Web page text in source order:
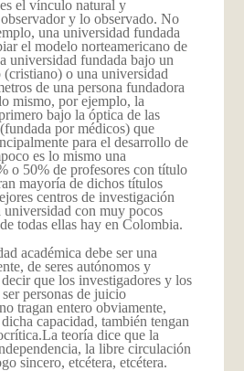
el vínculo natural y
y lo observado. No
una universidad fundada
el modelo norteamericano de
universidad fundada bajo un
o una universidad
de una persona fundadora
mismo, por ejemplo, la
bajo la óptica de las
por médicos) que
para el desarrollo de
es lo mismo una
o 50% de profesores con título
mayoría de dichos títulos
centros de investigación
universidad con muy pocos
todas ellas hay en Colombia.
académica debe ser una
de seres autónomos y
que los investigadores y los
personas de juicio
tragan entero obviamente,
capacidad, también tengan
La teoría dice que la
la libre circulación
sincero, etcétera, etcétera.